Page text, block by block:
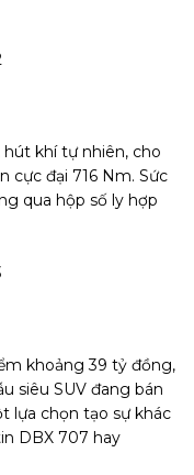
hút khí tự nhiên, cho
cực đại 716 Nm. Sức
qua hộp số ly hợp
khoảng 39 tỷ đồng,
siêu SUV đang bán
lựa chọn tạo sự khác
DBX 707 hay